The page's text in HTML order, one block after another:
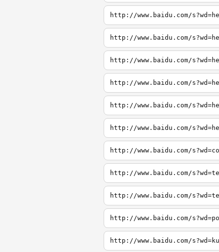
http://www.baidu.com/
http://www.baidu.com/
http://www.baidu.com/
http://www.baidu.com/
http://www.baidu.com/
http://www.baidu.com/
http://www.baidu.com/
http://www.baidu.com/
http://www.baidu.com/
http://www.baidu.com/
http://www.baidu.com/